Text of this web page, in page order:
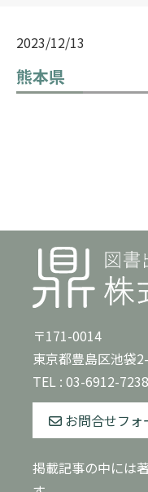
2023/12/13
熊本県
〒171-0014
東京都豊島区池袋
TEL : 03-6912-7238
お問合せフォ
掲載記事の中には